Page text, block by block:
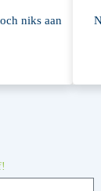
niks aan